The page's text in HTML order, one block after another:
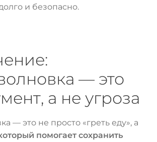
и безопасно.
— это
а не угроза
— это не просто «греть еду», а
помогает сохранить